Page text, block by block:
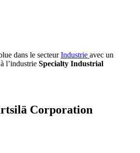
dans le secteurIndustrie avec un
l’industrie Specialty Industrial
Corporation